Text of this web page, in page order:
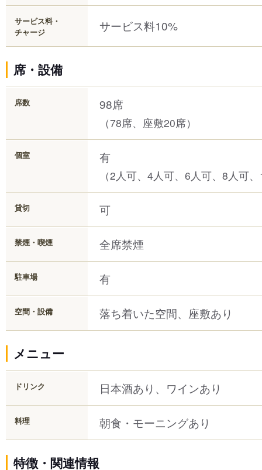
サービス料・
チャージ
サービス料10%
席・設備
席数 98席
（78席、座敷20席）
個室 有
（2人可、4人可、6人可、8人可
貸切 可
禁煙・喫煙 全席禁煙
駐車場 有
空間・設備 落ち着いた空間、座敷あり
メニュー
ドリンク 日本酒あり、ワインあり
料理 朝食・モーニングあり
特徴・関連情報